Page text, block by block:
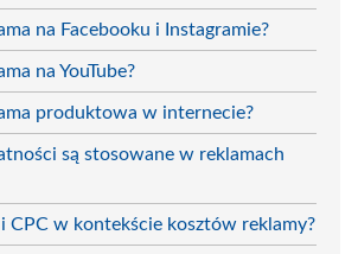
na Facebooku i Instagramie?
na YouTube?
produktowa w internecie?
są stosowane w reklamach
CPC w kontekście kosztów reklamy?